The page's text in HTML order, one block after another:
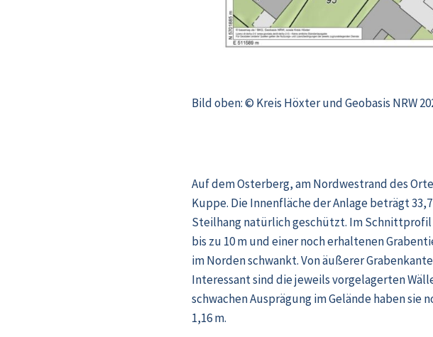
Bild oben: © Kreis Höxter und Geobasis NRW
Auf dem Osterberg, am Nordwestrand des
Kuppe. Die Innenfläche der Anlage beträgt
Steilhang natürlich geschützt. Im
bis zu 10 m und einer noch erhaltenen
im Norden schwankt. Von äußerer
Interessant sind die jeweils vorgelagerten
schwachen Ausprägung im Gelände haben sie
1,16 m.